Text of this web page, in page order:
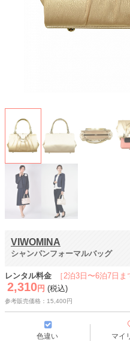
VIWOMINA
シャンパンフォーマルバッグ
［2泊3日〜6泊7日ま
レンタル料金
2,310 円 (税込)
参考販売価格：15,400円
色違い
マイ